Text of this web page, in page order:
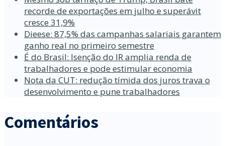
recorde de exportações em julho e superávit
cresce 31,9%
Dieese: 87,5% das campanhas salariais garantem
ganho real no primeiro semestre
É do Brasil: Isenção do IR amplia renda de
trabalhadores e pode estimular economia
Nota da CUT: redução tímida dos juros trava o
desenvolvimento e pune trabalhadores
Comentários